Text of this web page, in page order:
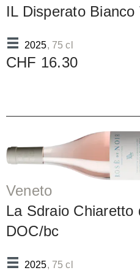
IL Disperato
2025, 75 cl
CHF 16.30
Veneto
La Sdraio Chiaretto
DOC/bc
2025, 75 cl